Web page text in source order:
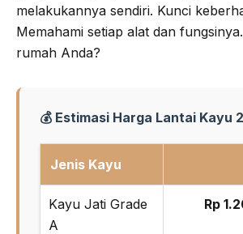
melakukannya sendiri. Kunci
Memahami setiap alat dan
rumah Anda?
💰 Estimasi Harga Lantai Kayu
Jenis Kayu
Kayu Jati Grade
A
Rp